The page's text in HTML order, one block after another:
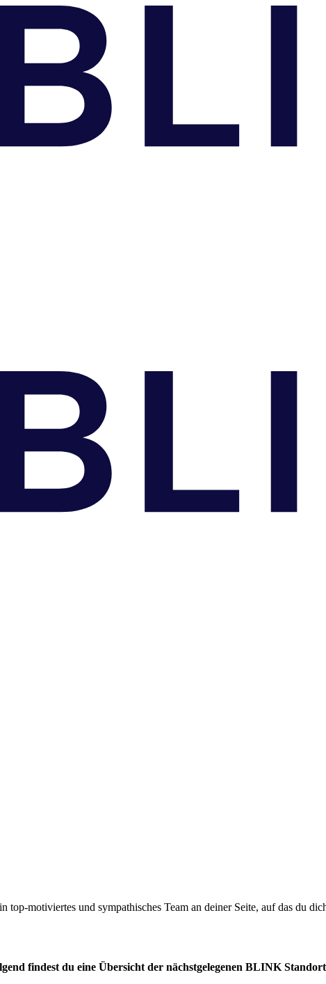
top-motiviertes und sympathisches Team an deiner Seite, auf das du
findest du eine Übersicht der nächstgelegenen BLINK